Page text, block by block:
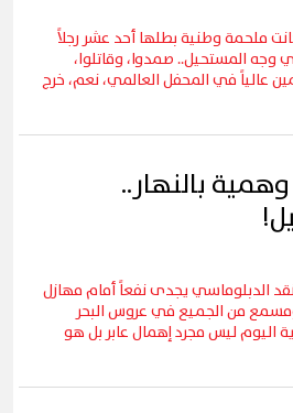
ملحمة وطنية بطلها أحد عشر رجلاً
وجه المستحيل.. صمدوا، وقاتلوا،
عالياً في المحفل العالمي، نعم، خرج
بالنهار..
الدبلوماسي يجدى نفعاً أمام مهازل
من الجميع في عروس البحر
اليوم ليس مجرد إهمال عابر بل هو